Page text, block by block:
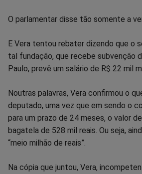
O parlamentar disse tão somente a
E Vera tentou rebater dizendo que o
tal fundação, que recebe subvenção
Paulo, prevê um salário de R$ 22 mil
Noutras palavras, Vera confirmou o
deputado, uma vez que em sendo o
para um prazo de 24 meses, o valor
bagatela de 528 mil reais. Ou seja,
“meio milhão de reais”.
Na cópia que juntou, Vera,